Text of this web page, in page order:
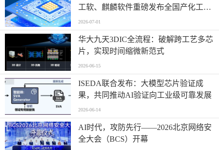
工软、麒麟软件重磅发布全国产化工业
设计一体机方案
2026-07-01
华大九天3DIC全流程：破解跨工艺多芯
片，实现时间缩微新范式
2026-06-15
ISEDA联合发布：大模型芯片验证成
果，共同推动AI验证向工业级可靠发展
2026-06-14
AI时代，攻防先行——2026北京网络安
全大会（BCS）开幕